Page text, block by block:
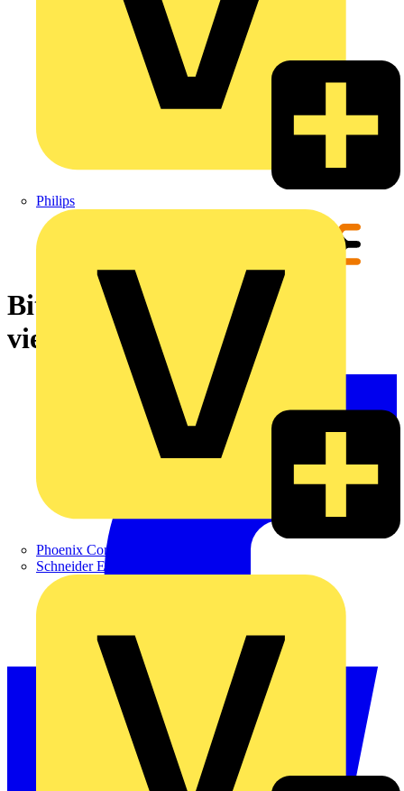
Philips
Phoenix Contact
Schneider Electric
Bit für Schraubendreher,
vierkant